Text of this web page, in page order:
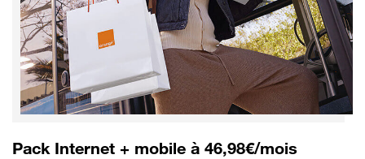
Pack Internet + mobile à 46,98€/mois